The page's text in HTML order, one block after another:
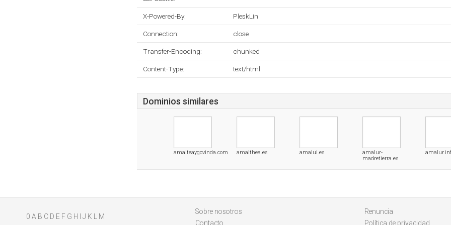
X-Powered-By: PleskLin
Connection: close
Transfer-Encoding: chunked
Content-Type: text/html
Dominios similares
amalteaygovinda.com amalthea.es amalui.es
amalur-
madretierra.es
0 A B C D E F G H J K
M
Sobre nosotros
Contacto
Renuncia
Política de privacidad